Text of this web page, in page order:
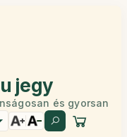
jegy
és gyorsan